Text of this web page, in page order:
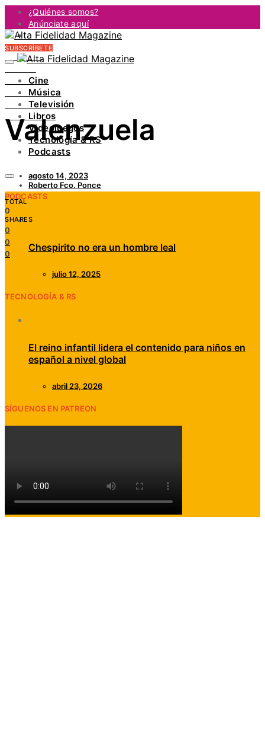
¿Quiénes somos?
Anúnciate aquí
Contacto
FACEBOOK
INSTAGRAM
PINTEREST
YOUTUBE
LINKEDIN
SUBSCRÍBETE
Cine
Música
Televisión
Libros
Videojuegos
Tecnología & RS
Podcasts
PODCASTS
Chespirito no era un hombre leal
julio 12, 2025
TECNOLOGÍA & RS
El reino infantil lidera el contenido para niños en
español a nivel global
abril 23, 2026
SÍGUENOS EN PATREON
Valenzuela
agosto 14, 2023
Roberto Fco. Ponce
TOTAL
0
SHARES
0
0
0